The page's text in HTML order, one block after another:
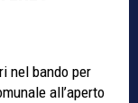
nel bando per
all’aperto